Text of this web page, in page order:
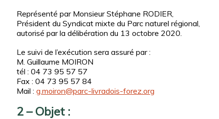
Représenté par Monsieur Stéphane RODIER,
Président du Syndicat mixte du Parc naturel régional,
autorisé par la délibération du 13 octobre 2020.
Le suivi de l’exécution sera assuré par :
M. Guillaume MOIRON
tél : 04 73 95 57 57
Fax : 04 73 95 57 84
Mail : g.moiron@parc-livradois-forez.org
2 – Objet :